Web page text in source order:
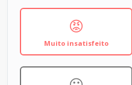
😡
Muito insatisfeito